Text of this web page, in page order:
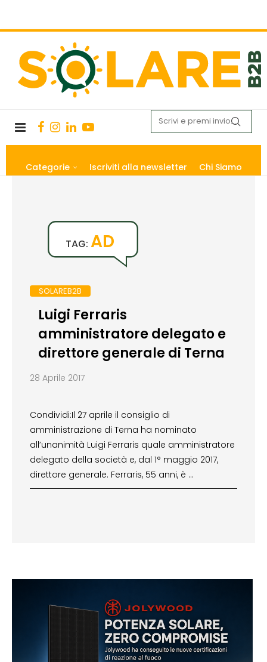
Categorie Iscriviti alla newsletter Chi Siamo
TAG: AD
SOLAREB2B
Luigi Ferraris
amministratore delegato e
direttore generale di Terna
28 Aprile 2017
Condividi:Il 27 aprile il consiglio di
amministrazione di Terna ha nominato
all’unanimità Luigi Ferraris quale amministratore
delegato della società e, dal 1° maggio 2017,
direttore generale. Ferraris, 55 anni, è …